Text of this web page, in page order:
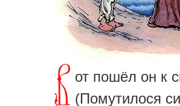
от пошёл он к
(Помутилося